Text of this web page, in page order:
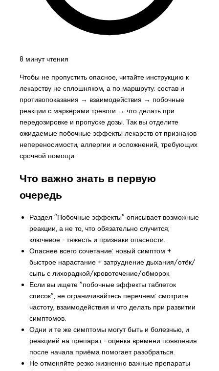
8 минут чтения
Чтобы не пропустить опасное, читайте инструкцию к
лекарству не сплошняком, а по маршруту: состав и
противопоказания → взаимодействия → побочные
реакции с маркерами тревоги → что делать при
передозировке и пропуске дозы. Так вы отделите
ожидаемые побочные эффекты лекарств от признаков
непереносимости, аллергии и осложнений, требующих
срочной помощи.
Что важно знать в первую
очередь
Раздел "Побочные эффекты" описывает возможные
реакции, а не то, что обязательно случится;
ключевое - тяжесть и признаки опасности.
Опаснее всего сочетание: новый симптом +
быстрое нарастание + затруднение дыхания/отёк/
сыпь с лихорадкой/кровотечение/обморок.
Если вы ищете "побочные эффекты таблеток
список", не ограничивайтесь перечнем: смотрите
частоту, взаимодействия и что делать при развитии
симптомов.
Одни и те же симптомы могут быть и болезнью, и
реакцией на препарат - оценка времени появления
после начала приёма помогает разобраться.
Не отменяйте резко жизненно важные препараты